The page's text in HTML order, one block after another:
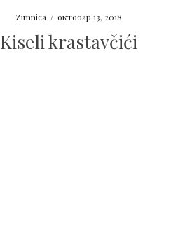
Zimnica / октобар 13, 2018
Kiseli krastavčići